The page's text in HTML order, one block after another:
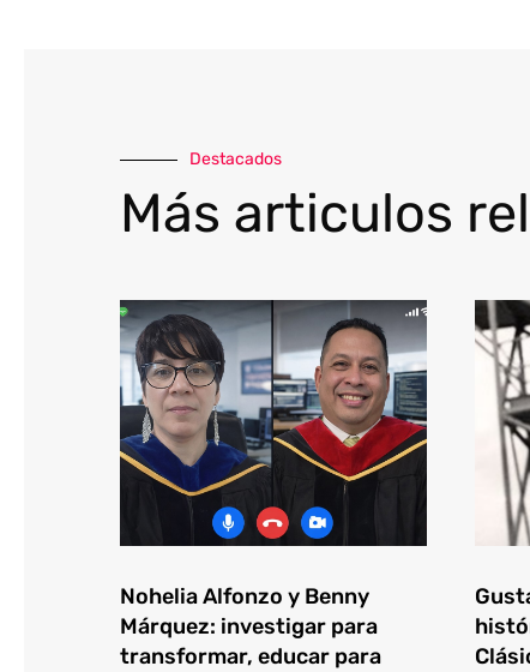
Destacados
Más articulos
Nohelia Alfonzo y Benny
Márquez: investigar para
transformar, educar para